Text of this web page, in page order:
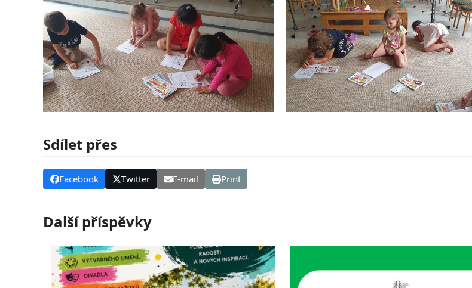
Sdílet přes
Facebook Twitter E-mail Print
Další příspěvky